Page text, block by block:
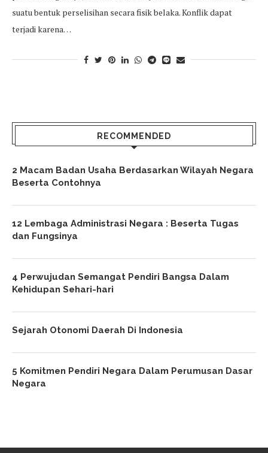
suatu bentuk perselisihan secara fisik belaka. Konflik dapat
terjadi karena…
RECOMMENDED
2 Macam Badan Usaha Berdasarkan Wilayah Negara
Beserta Contohnya
12 Lembaga Administrasi Negara : Beserta Tugas
dan Fungsinya
4 Perwujudan Semangat Pendiri Bangsa Dalam
Kehidupan Sehari-hari
Sejarah Otonomi Daerah Di Indonesia
5 Komitmen Pendiri Negara Dalam Perumusan Dasar
Negara